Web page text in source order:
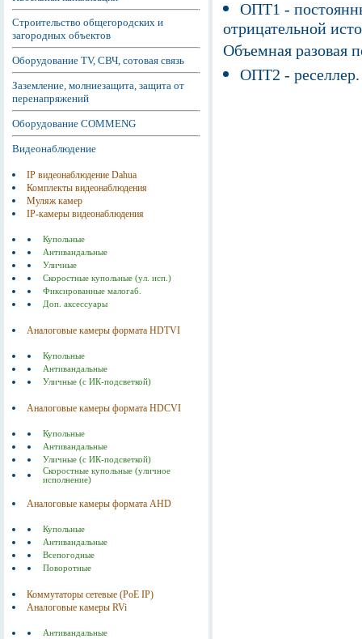
Строительство общегородских и
загородных объектов
Оборудование TV, СВЧ, сотовая связь
Заземление, молниезащита, защита от
перенапряжений
Оборудование COMMENG
Видеонаблюдение
IP видеонаблюдение Dahua
Комплекты видеонаблюдения
Муляж камер
IP-камеры видеонаблюдения
Купольные
Антивандальные
Уличные
Скоростные купольные (ул. исп.)
Фиксированные малогаб.
Доп. аксессуары
Аналоговые камеры формата HDTVI
Купольные
Антивандальные
Уличные (с ИК-подсветкой)
Аналоговые камеры формата HDСVI
Купольные
Антивандальные
Уличные (с ИК-подсветкой)
Скоростные купольные (уличное
исполнение)
Аналоговые камеры формата AHD
Купольные
Антивандальные
Всепогодные
Поворотные
Коммутаторы сетевые (РоЕ IP)
Аналоговые камеры RVi
Антивандальные
ОПТ1 -
отрицательной
Объемная разовая
ОПТ2 -